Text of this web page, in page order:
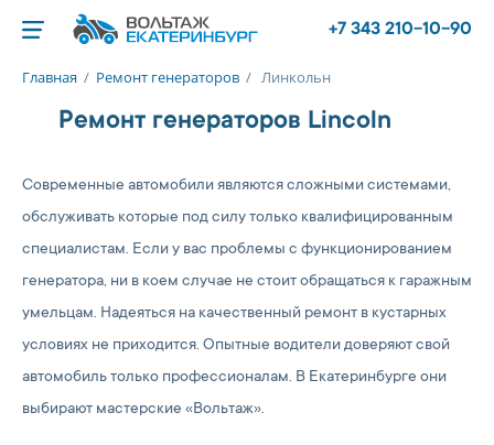
+7 343 210-10-90
Главная / Ремонт генераторов / Линкольн
Ремонт генераторов Lincoln
Современные автомобили являются сложными системами,
обслуживать которые под силу только квалифицированным
специалистам. Если у вас проблемы с функционированием
генератора, ни в коем случае не стоит обращаться к гаражным
умельцам. Надеяться на качественный ремонт в кустарных
условиях не приходится. Опытные водители доверяют свой
автомобиль только профессионалам. В Екатеринбурге они
выбирают мастерские «Вольтаж».